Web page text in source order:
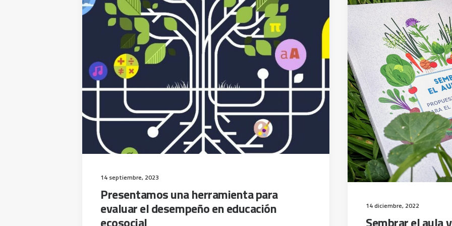
14 septiembre, 2023
Presentamos una herramienta para
evaluar el desempeño en educación 14 diciembre, 2022